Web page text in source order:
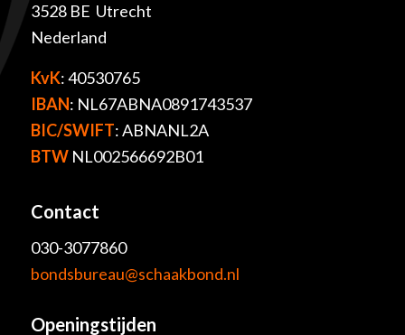
3528 BE Utrecht
Nederland
KvK: 40530765
IBAN: NL67ABNA0891743537
BIC/SWIFT: ABNANL2A
BTWNL002566692B01
Contact
030-3077860
bondsbureau@schaakbond.nl
Openingstijden